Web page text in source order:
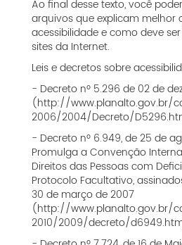
Ao final desse texto, você
arquivos que explicam melhor
acessibilidade e como deve
sites da Internet.
Leis e decretos sobre
- Decreto nº 5.296 de 02 de
(http://www.planalto.gov.br/
2006/2004/Decreto/
- Decreto nº 6.949, de 25 de
Promulga a Convenção
Direitos das Pessoas com
Protocolo Facultativo,
30 de março de 2007
(http://www.planalto.gov.br/
2010/2009/decreto/